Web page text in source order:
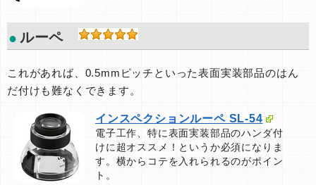
ルーペ
これがあれば、0.5mmピッチといった表面実装部品のはん
だ付けも難なくできます。
インスペクションルーペ SL-54
電子工作、特に表面実装部品のハンダ付
けに超オススメ！というか必須になりま
す。横からコテを入れられるのがポイン
ト。